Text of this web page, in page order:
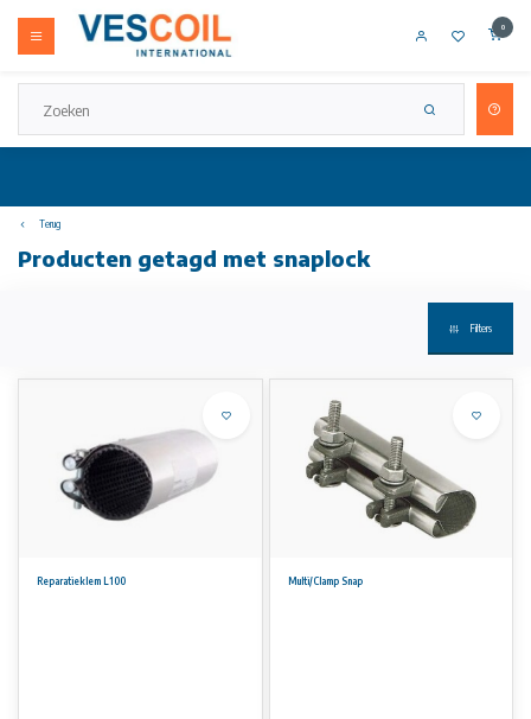
0
Terug
Producten getagd met snaplock
Filters
Reparatieklem L100 Multi/Clamp Snap